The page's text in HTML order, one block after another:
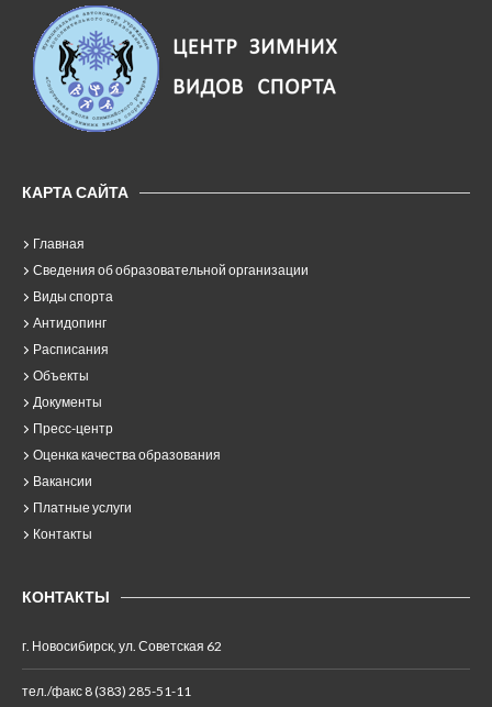
КАРТА САЙТА
Главная
Сведения об образовательной организации
Виды спорта
Антидопинг
Расписания
Объекты
Документы
Пресс-центр
Оценка качества образования
Вакансии
Платные услуги
Контакты
КОНТАКТЫ
г. Новосибирск, ул. Советская 62
тел./факс 8 (383) 285-51-11